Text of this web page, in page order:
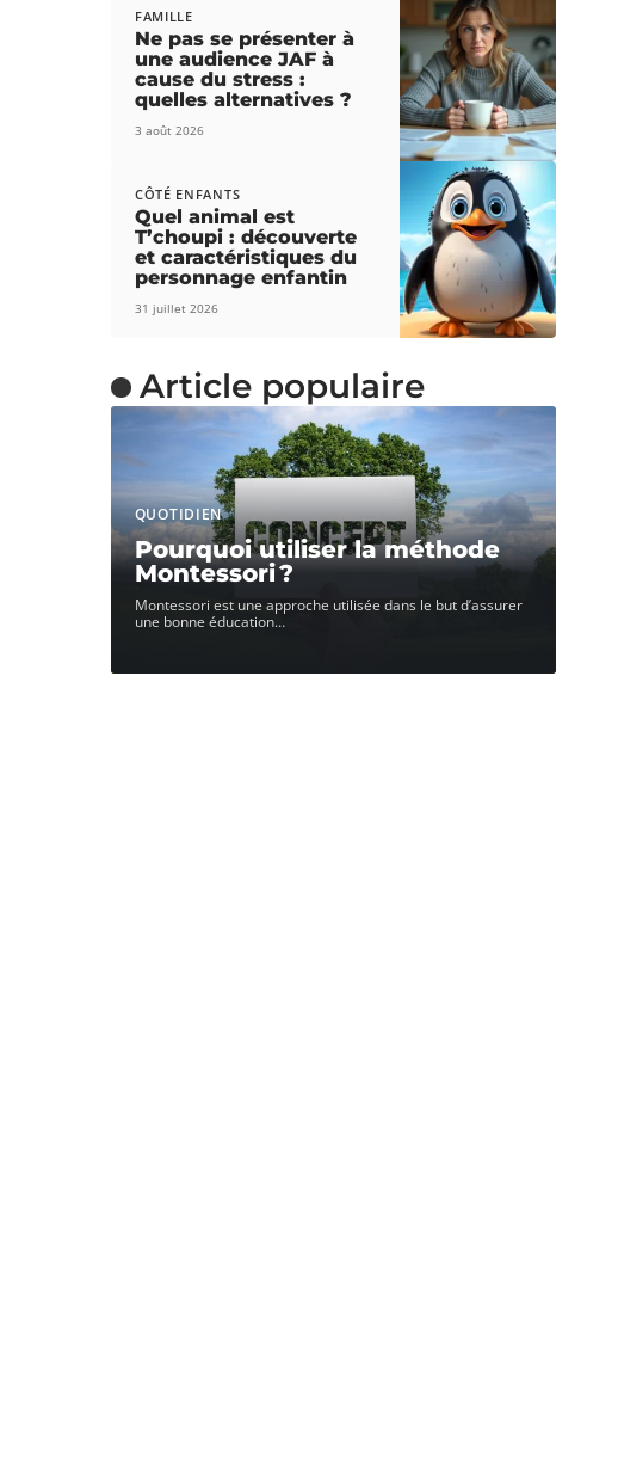
FAMILLE
Ne pas se présenter à
une audience JAF à
cause du stress :
quelles alternatives ?
3 août 2026
CÔTÉ ENFANTS
Quel animal est
T’choupi : découverte
et caractéristiques du
personnage enfantin
31 juillet 2026
Article populaire
QUOTIDIEN
Pourquoi utiliser la méthode
Montessori ?
Montessori est une approche utilisée dans le but d’assurer
une bonne éducation…